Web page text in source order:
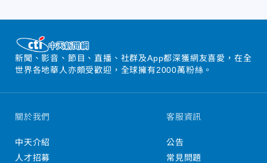
新聞、影音、節目、直播、社群及App都深獲網友喜愛，在全
世界各地華人亦頗受歡迎，全球擁有2000萬粉絲。
關於我們
中天介紹
人才招募
客服資訊
公告
常見問題